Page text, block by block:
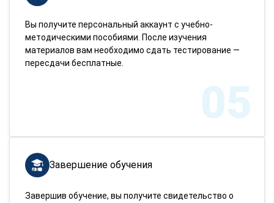
Вы получите персональный аккаунт с учебно-
методическими пособиями. После изучения
материалов вам необходимо сдать тестирование —
пересдачи бесплатные.
05
Завершение обучения
Завершив обучение, вы получите свидетельство о